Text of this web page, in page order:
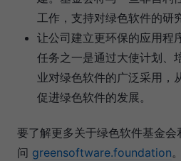
工作，支持对绿色软件的研
让公司建立更环保的应用程
任务之一是通过大使计划、
业对绿色软件的广泛采用，
促进绿色软件的发展。
要了解更多关于绿色软件基金
问 greensoftware.foundation。